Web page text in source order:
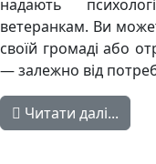
надають
ветеранкам. Ви
своїй громаді або
— залежно від потреб
Читати далі...